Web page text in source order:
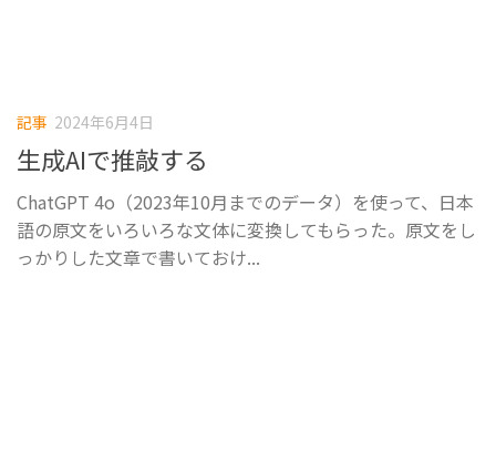
記事 2024年6月4日
生成AIで推敲する
ChatGPT 4o（2023年10月までのデータ）を使って、日本
語の原文をいろいろな文体に変換してもらった。原文をし
っかりした文章で書いておけ...